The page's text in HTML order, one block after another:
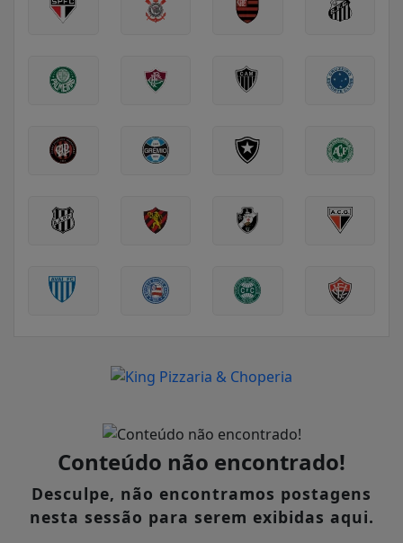
Conteúdo não encontrado!
Desculpe, não encontramos postagens
nesta sessão para serem exibidas aqui.